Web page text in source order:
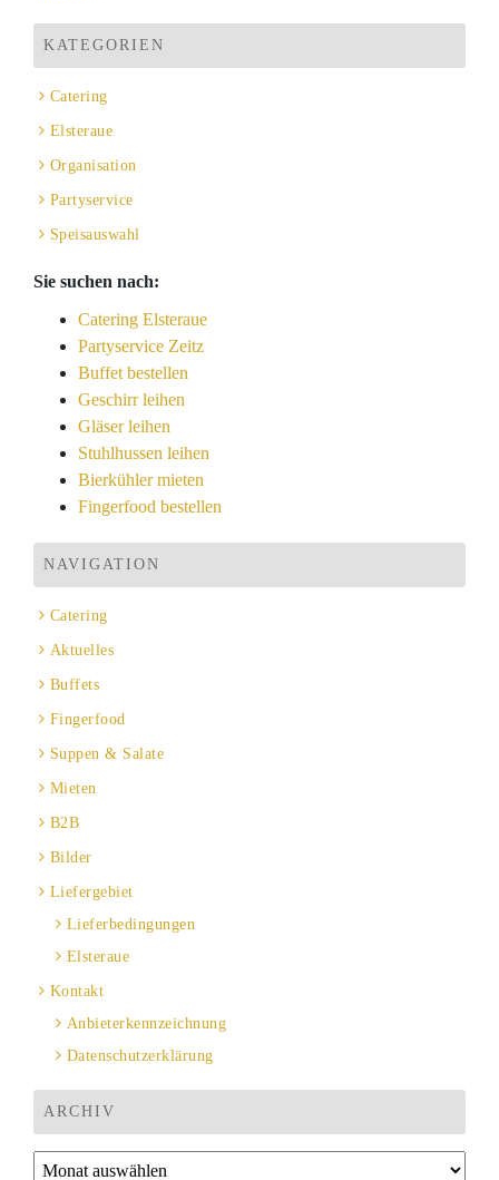
KATEGORIEN
Catering
Elsteraue
Organisation
Partyservice
Speisauswahl
Sie suchen nach:
Catering Elsteraue
Partyservice Zeitz
Buffet bestellen
Geschirr leihen
Gläser leihen
Stuhlhussen leihen
Bierkühler mieten
Fingerfood bestellen
NAVIGATION
Catering
Aktuelles
Buffets
Fingerfood
Suppen & Salate
Mieten
B2B
Bilder
Liefergebiet
Lieferbedingungen
Elsteraue
Kontakt
Anbieterkennzeichnung
Datenschutzerklärung
ARCHIV
Archiv